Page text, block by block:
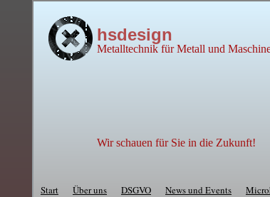
hsdesign
Metalltechnik für Metall und
Wir schauen für Sie in die Zukunft!
Start Über uns DSGVO News und Events